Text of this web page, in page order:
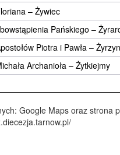
– Żywiec
Pańskiego –
Piotra i Pawła – Żyrzyn
Archanioła – Żytkiejmy
Google Maps oraz strona